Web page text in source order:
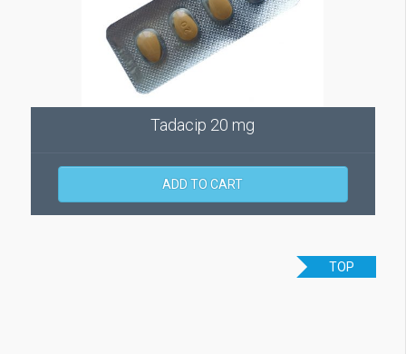
Tadacip 20 mg
ADD TO CART
TOP